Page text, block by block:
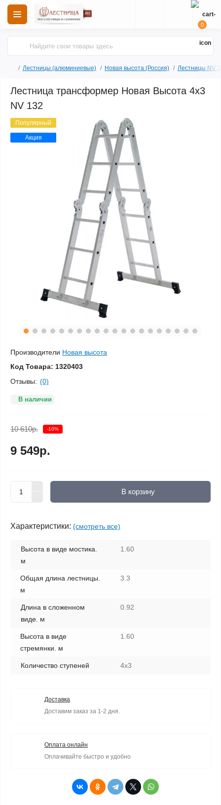
0
Лестницы (алюминиевые) Новая высота (Россия) Лестницы NV
Лестница трансформер Новая Высота 4x3
NV 132
Популярный
Акция
Производители Новая высота
Код Товара: 1320403
Отзывы: (0)
В наличии
10 610р. -10%
9 549р.
В корзину
Характеристики: (смотреть все)
Высота в виде мостика.
м
1.60
Общая длина лестницы.
м
3.3
Длина в сложенном
виде. м
0.92
Высота в виде
стремянки. м
1.60
Количество ступеней 4х3
Доставка
Доставим заказ за 1-2 дня.
Оплата онлайн
Оплачивайте быстро и удобно